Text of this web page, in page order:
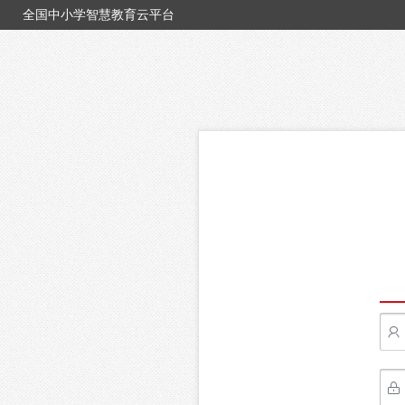
全国中小学智慧教育云平台